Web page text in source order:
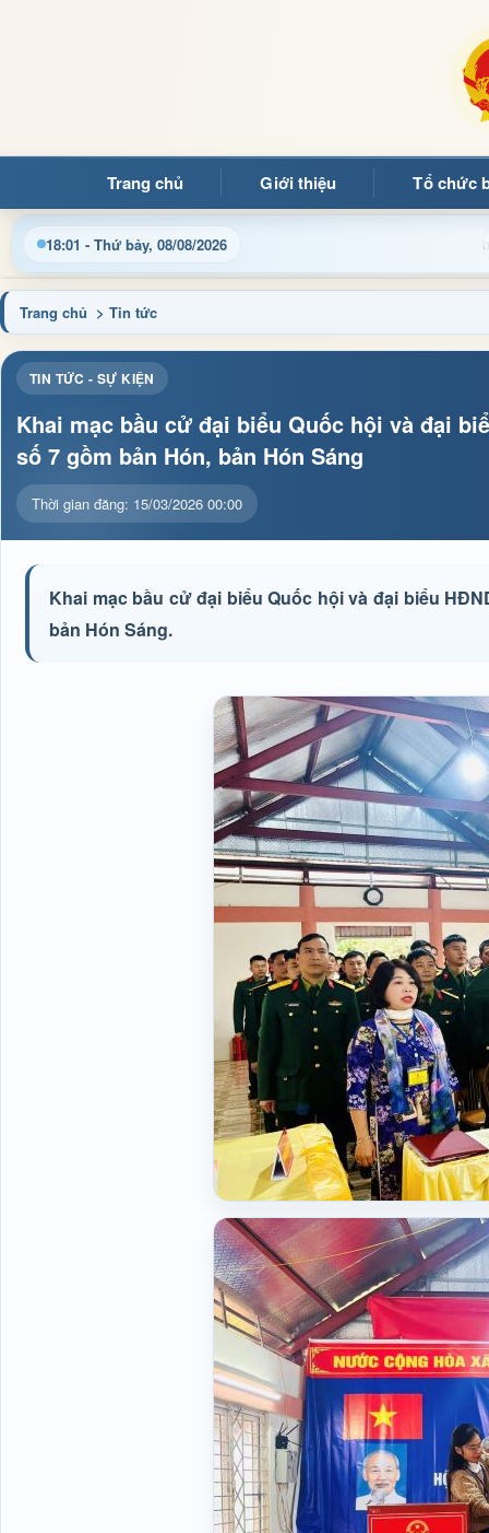
Trang chủ Giới thiệu Tổ chức
18:01 - Thứ bảy, 08/08/2026
tin điều hành, thủ tục hành chính và tin tức địa phương
Trang chủ > Tin tức
TIN TỨC - SỰ KIỆN
Khai mạc bầu cử đại biểu Quốc hội và đại
số 7 gồm bản Hón, bản Hón Sáng
Thời gian đăng: 15/03/2026 00:00
Khai mạc bầu cử đại biểu Quốc hội và đại biểu
bản Hón Sáng.